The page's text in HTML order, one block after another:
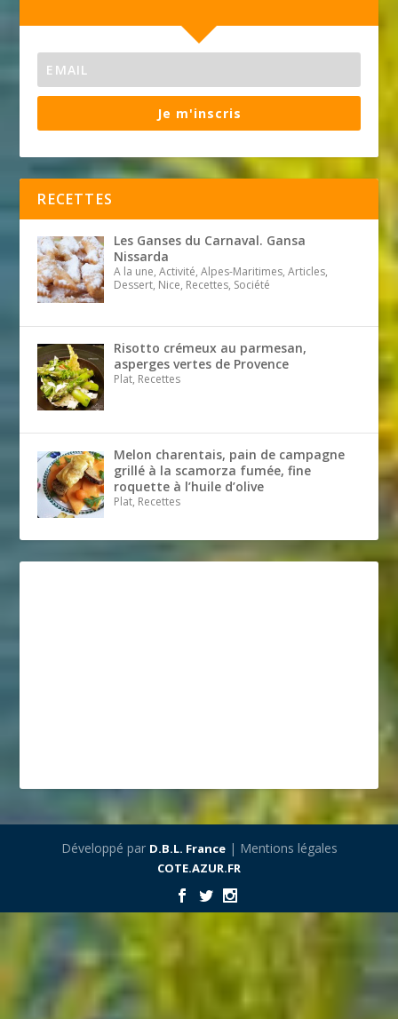
Je m'inscris
RECETTES
Les Ganses du Carnaval. Gansa
Nissarda
A la une, Activité, Alpes-Maritimes, Articles,
Dessert, Nice, Recettes, Société
Risotto crémeux au parmesan,
asperges vertes de Provence
Plat, Recettes
Melon charentais, pain de campagne
grillé à la scamorza fumée, fine
roquette à l’huile d’olive
Plat, Recettes
Développé par D.B.L. France| Mentions légales
COTE.AZUR.FR